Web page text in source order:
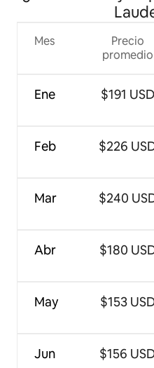
Mes
Ene
Feb
Mar
Abr
May
Jun
Precio
promedio
$191 USD
$226
$240
$180
$153
$156